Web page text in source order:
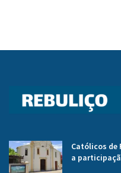
Católicos de
a